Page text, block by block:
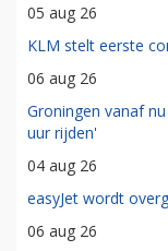
05 aug 26
KLM stelt eerste
06 aug 26
Groningen vanaf
uur rijden'
04 aug 26
easyJet wordt
06 aug 26